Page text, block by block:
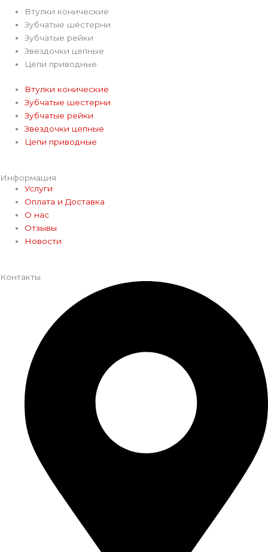
Втулки конические
Зубчатые шестерни
Зубчатые рейки
Звездочки цепные
Цепи приводные
Втулки конические
Зубчатые шестерни
Зубчатые рейки
Звездочки цепные
Цепи приводные
Информация
Услуги
Оплата и Доставка
О нас
Отзывы
Новости
Контакты